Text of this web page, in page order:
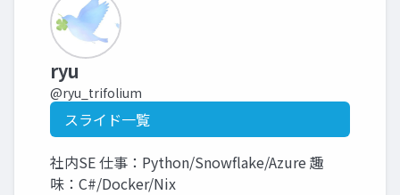
ryu
@ryu_trifolium
スライド一覧
社内SE 仕事：Python/Snowflake/Azure 趣
味：C#/Docker/Nix